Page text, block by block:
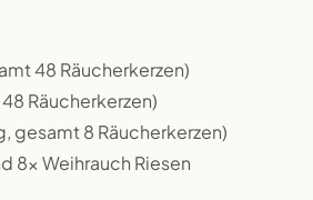
48 Räucherkerzen)
Räucherkerzen)
gesamt 8 Räucherkerzen)
8x Weihrauch Riesen